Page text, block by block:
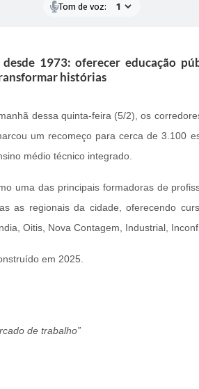
Tom de voz:
1973: oferecer educação
histórias
dessa quinta-feira (5/2), os
um recomeço para cerca de 3.100
médio técnico integrado.
uma das principais formadoras de
regionais da cidade, oferecendo
Oitis, Nova Contagem, Industrial,
em 2025.
de trabalho”